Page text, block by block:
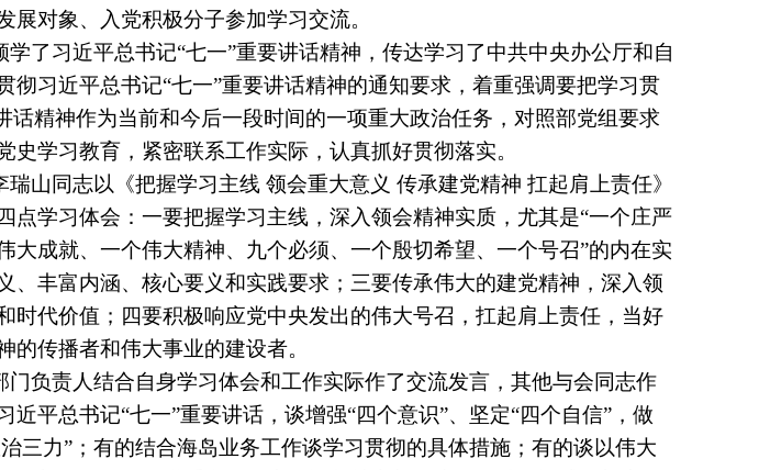
展对象、入党积极分子参加学习交流。
学了习近平总书记“七一”重要讲话精神，传达学习了中共中央办公厅和自
彻习近平总书记“七一”重要讲话精神的通知要求，着重强调要把学习贯
话精神作为当前和今后一段时间的一项重大政治任务，对照部党组要求
史学习教育，紧密联系工作实际，认真抓好贯彻落实。
瑞山同志以《把握学习主线 领会重大意义 传承建党精神 扛起肩上责任》
点学习体会：一要把握学习主线，深入领会精神实质，尤其是“一个庄严
大成就、一个伟大精神、九个必须、一个殷切希望、一个号召”的内在实
、丰富内涵、核心要义和实践要求；三要传承伟大的建党精神，深入领
时代价值；四要积极响应党中央发出的伟大号召，扛起肩上责任，当好
的传播者和伟大事业的建设者。
门负责人结合自身学习体会和工作实际作了交流发言，其他与会同志作
近平总书记“七一”重要讲话，谈增强“四个意识”、坚定“四个自信”，做
三力”；有的结合海岛业务工作谈学习贯彻的具体措施；有的谈以伟大